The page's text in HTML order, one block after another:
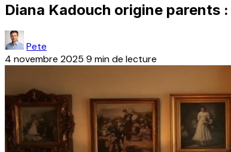
Diana Kadouch origine parents
Pete
4 novembre 2025 9 min de lecture